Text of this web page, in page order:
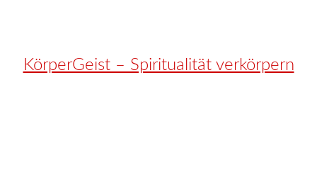
KörperGeist – Spiritualität verkörpern